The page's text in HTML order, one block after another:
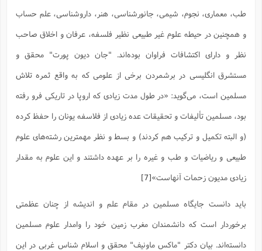
طب، معماری، نجوم، شیمی، جانورشناسی، هنر، داروشناسی، علم حساب
و همچنین در حیطه علوم غیر طبیعی نظیر فلسفه، عرفان و اخلاق صاحب
نظر و دارای اکتشافات فراوان بوده‌اند. "جان دیون پورت" محقق و
مستشرق انگلیسی در برشمردن برخی از علومی که به واقع ثمره تلاش
مسلمین است، می‌گوید: «در طول مدت زیادی که اروپا در تاریکی فرو رفته
بود، مسلمین تألیفات و تحقیقات عده زیادی از فلاسفه یونان را حفظ کرده
(و البته تکمیل و ترکیب هم کردند) و بسط و نظر مهمترین رشته‌های علوم
طبیعی و ریاضیات و طب و غیره را بر عهده داشتند و این علوم به مقدار
زیادی مدیون زحمات آنهاست»[7]
باید دانست جایگاه مسلمین در مقام علم و اندیشه از چنان عظمتی
برخوردار است که دانشمندان مغرب زمین خود را وامدار علوم مسلمین
دانسته‌اند. بیان دکتر "ماکس ماونیف" محقق و اسلام شناس غربی در این